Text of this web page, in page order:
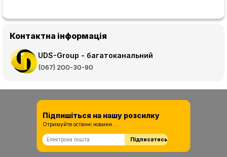
Контактна інформація
UDS-Group - багатоканальний
(067) 200-30-90
Підпишіться на нашу розсилку
Отримуйте останні новини.....
Підписатись